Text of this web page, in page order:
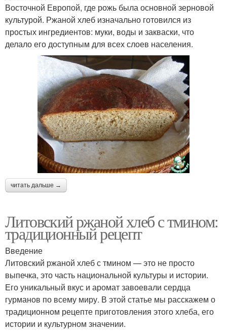
Восточной Европой, где рожь была основной зерновой
культурой. Ржаной хлеб изначально готовился из
простых ингредиентов: муки, воды и закваски, что
делало его доступным для всех слоев населения.
читать дальше →
Литовский ржаной хлеб с тмином:
традиционный рецепт
Введение
Литовский ржаной хлеб с тмином — это не просто
выпечка, это часть национальной культуры и истории.
Его уникальный вкус и аромат завоевали сердца
гурманов по всему миру. В этой статье мы расскажем о
традиционном рецепте приготовления этого хлеба, его
истории и культурном значении.